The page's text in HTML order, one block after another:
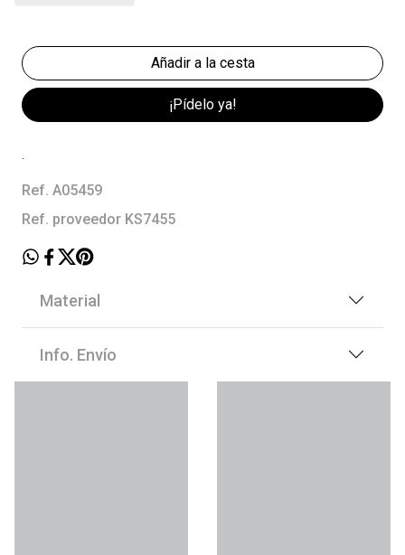
¡Pídelo ya!
.
Ref. A05459
Ref. proveedor KS7455
Material
Info. Envío